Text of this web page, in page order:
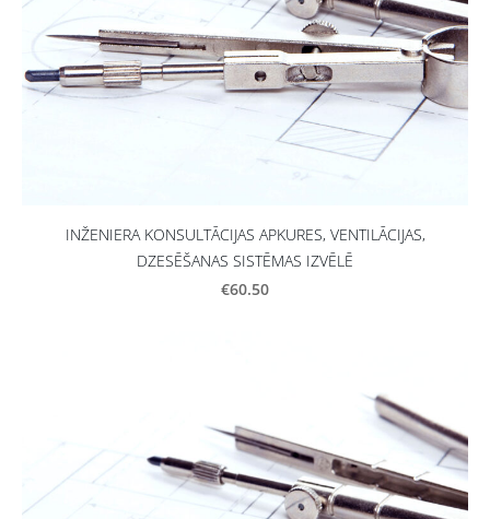
INŽENIERA KONSULTĀCIJAS APKURES, VENTILĀCIJAS,
DZESĒŠANAS SISTĒMAS IZVĒLĒ
€60.50